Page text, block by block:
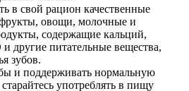
в свой рацион качественные
овощи, молочные и
содержащие кальций,
другие питательные вещества,
зубов.
и поддерживать нормальную
употреблять в пищу